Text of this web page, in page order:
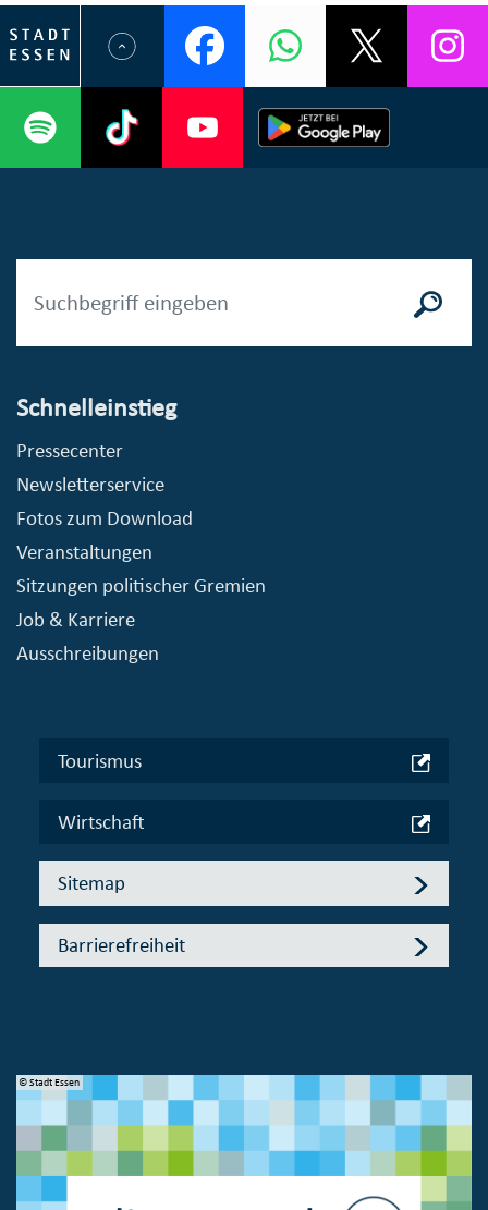
Schnelleinstieg
Pressecenter
Newsletterservice
Fotos zum Download
Veranstaltungen
Sitzungen politischer Gremien
Job & Karriere
Ausschreibungen
Tourismus
Wirtschaft
Sitemap
Barrierefreiheit
© Stadt Essen